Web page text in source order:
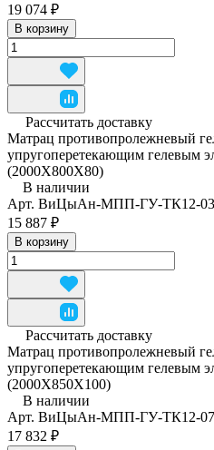
19 074 ₽
В корзину
Рассчитать доставку
Матрац противопролежневый
упругоперетекающим гелевым
(2000Х800Х80)
В наличии
Арт. ВиЦыАн-МПП-ГУ-ТК12-03
15 887 ₽
В корзину
Рассчитать доставку
Матрац противопролежневый
упругоперетекающим гелевым
(2000Х850Х100)
В наличии
Арт. ВиЦыАн-МПП-ГУ-ТК12-07
17 832 ₽